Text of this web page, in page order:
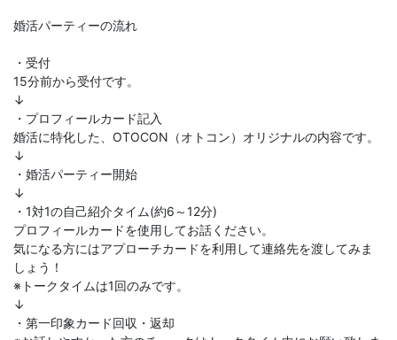
婚活パーティーの流れ
・受付
15分前から受付です。
↓
・プロフィールカード記入
婚活に特化した、OTOCON（オトコン）オリジナルの内容です。
↓
・婚活パーティー開始
↓
・1対1の自己紹介タイム(約6～12分)
プロフィールカードを使用してお話ください。
気になる方にはアプローチカードを利用して連絡先を渡してみま
しょう！
※トークタイムは1回のみです。
↓
・第一印象カード回収・返却